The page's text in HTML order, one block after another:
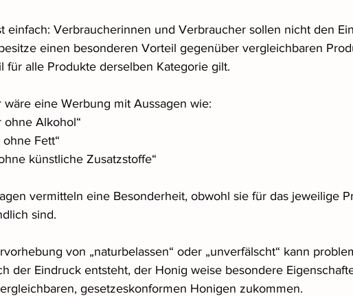
einfach: Verbraucherinnen und Verbraucher sollen nicht den
einen besonderen Vorteil gegenüber vergleichbaren
für alle Produkte derselben Kategorie gilt.
wäre eine Werbung mit Aussagen wie:
ohne Alkohol“
ohne Fett“
künstliche Zusatzstoffe“
vermitteln eine Besonderheit, obwohl sie für das jeweilige
sind.
von „naturbelassen“ oder „unverfälscht“ kann
der Eindruck entsteht, der Honig weise besondere
gesetzeskonformen Honigen zukommen.